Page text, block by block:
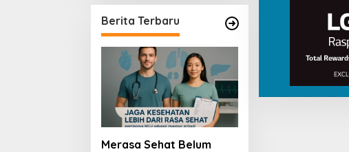
Berita Terbaru
Merasa Sehat Belum